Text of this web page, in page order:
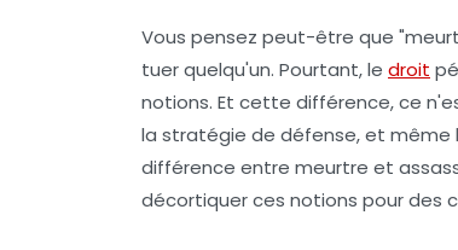
Vous pensez peut-être que
tuer quelqu'un. Pourtant, le droit
notions. Et cette différence, ce
la stratégie de défense, et même
différence entre meurtre et
décortiquer ces notions pour des